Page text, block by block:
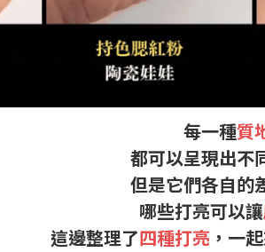
每一種質
都可以呈現出不
但是它們各自的
哪些打亮可以讓
這邊整理了四種打亮 ，一